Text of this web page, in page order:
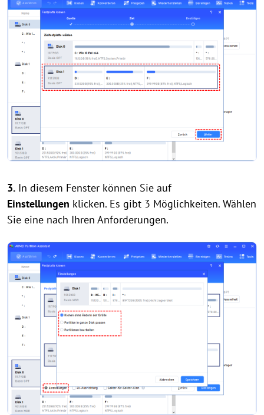
3. In diesem Fenster können Sie auf
Einstellungen klicken. Es gibt 3 Möglichkeiten. Wählen
Sie eine nach Ihren Anforderungen.